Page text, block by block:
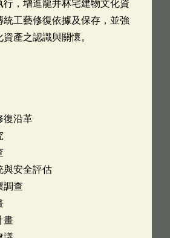
行，增進龍井林宅建物文化資
統工藝修復依據及保存，並強
產之認識與關懷。
復沿革
與安全評估
調查
畫